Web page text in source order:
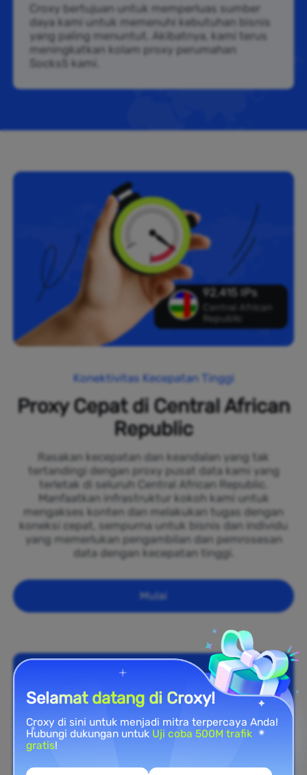
Croxy bertujuan untuk memperluas sumber
daya kami untuk memenuhi kebutuhan bisnis
yang paling menuntut. Akibatnya, kami terus
meningkatkan kolam proxy perumahan
Socks5 kami.
92,415 IPs
Central African
Republic
Konektivitas Kecepatan Tinggi
Proxy Cepat di Central African
Republic
Rasakan kecepatan dan keandalan yang tak
tertandingi dengan proxy pusat data kami yang
terletak di seluruh Central African Republic.
Manfaatkan infrastruktur kokoh kami untuk
mengakses konten dan melakukan tugas dengan
koneksi cepat, sempurna untuk bisnis dan individu
yang memerlukan pengambilan dan pemrosesan
data dengan kecepatan tinggi.
Mulai
Selamat datang di Croxy!
Croxy di sini untuk menjadi mitra terpercaya Anda!
Hubungi dukungan untuk Uji coba 500M trafik
gratis!